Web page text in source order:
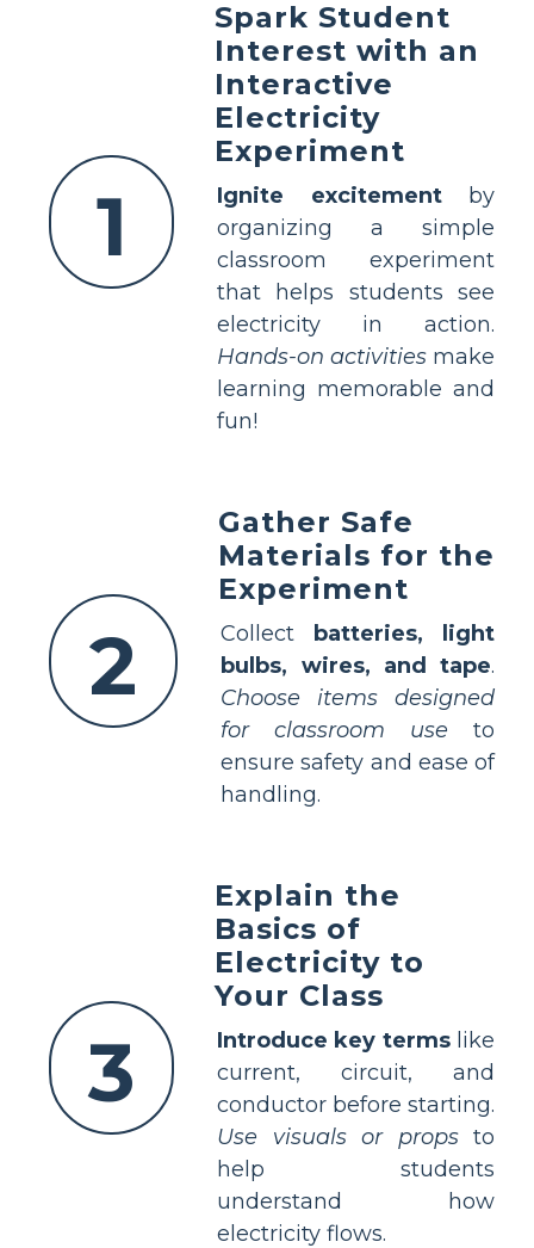
1
Spark Student
Interest with an
Interactive
Electricity
Experiment
Ignite excitementby
organizing a simple
classroom experiment
that helps students see
electricity in action.
Hands-on activities make
learning memorable and
fun!
2
Gather Safe
Materials for the
Experiment
Collect
batteries, light
bulbs, wires, and tape.
Choose items designed
for classroom use to
ensure safety and ease of
handling.
3
Explain the
Basics of
Electricity to
Your Class
Introduce key termslike
current, circuit, and
conductor before starting.
Use visuals or propsto
help students
understand how
electricity flows.